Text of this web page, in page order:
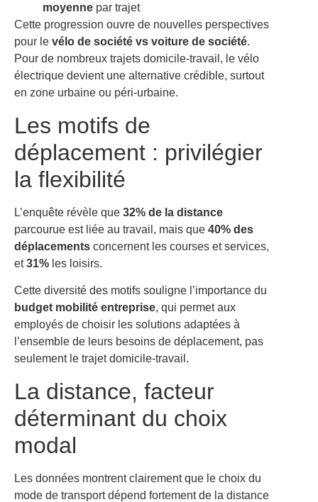
moyenne par trajet
Cette progression ouvre de nouvelles perspectives
pour le vélo de société vs voiture de société.
Pour de nombreux trajets domicile-travail, le vélo
électrique devient une alternative crédible, surtout
en zone urbaine ou péri-urbaine.
Les motifs de
déplacement : privilégier
la flexibilité
L’enquête révèle que 32% de la distance
parcourue est liée au travail, mais que 40% des
déplacements concernent les courses et services,
et31% les loisirs.
Cette diversité des motifs souligne l’importance du
budget mobilité entreprise, qui permet aux
employés de choisir les solutions adaptées à
l’ensemble de leurs besoins de déplacement, pas
seulement le trajet domicile-travail.
La distance, facteur
déterminant du choix
modal
Les données montrent clairement que le choix du
mode de transport dépend fortement de la distance